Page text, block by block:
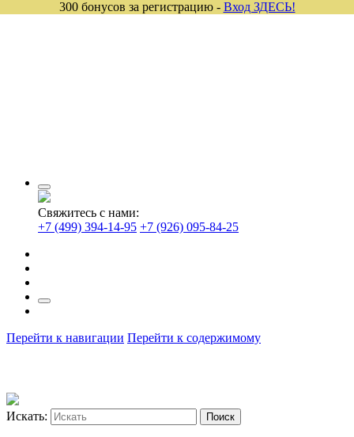
Свяжитесь с нами:
+7 (499) 394-14-95 +7 (926) 095-84-25
Перейти к навигации Перейти к содержимому
Искать:
300 бонусов за регистрацию - Вход ЗДЕСЬ!